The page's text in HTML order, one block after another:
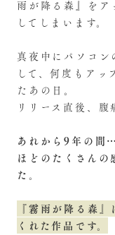
雨が降る森』を
してしまいます。
真夜中にパソコン
して、何度もアッ
たあの日。
リリース直後、腹
あれから9年の間
ほどのたくさんの
た。
『霧雨が降る森
くれた作品です。